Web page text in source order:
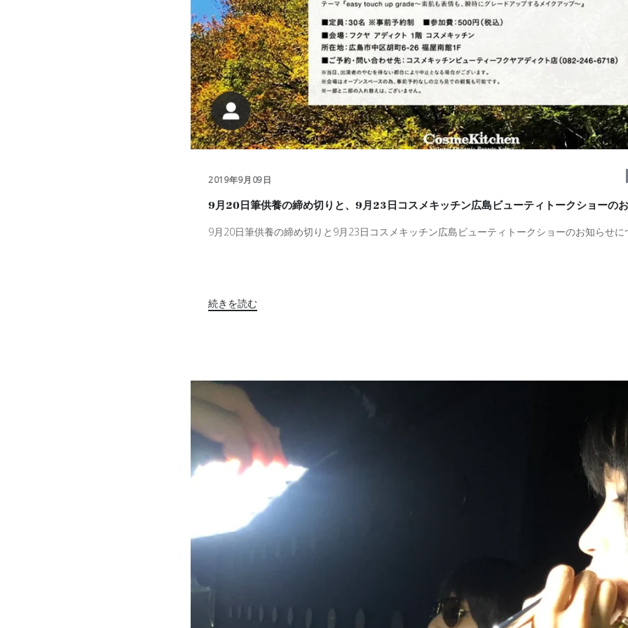
2019年9月09日
9月20日筆供養の締め切りと、9月23日コスメキッチン広島ビューティトークショーの
9月 20日筆供養の締め切りと 9月 23日コスメキッチン広島ビューティトークショーのお知らせに
続きを読む